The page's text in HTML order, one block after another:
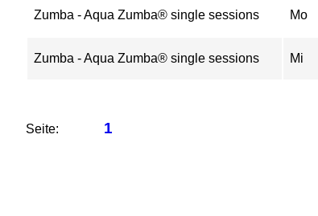
Zumba - Aqua Zumba® single sessions Mo
Zumba - Aqua Zumba® single sessions Mi
Seite: 1